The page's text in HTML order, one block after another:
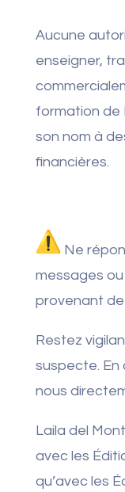
Aucune
enseigner,
formation de
son nom à
financières.
Ne
messages
provenant
Restez
suspecte.
nous
Laila del
avec les
qu’avec les